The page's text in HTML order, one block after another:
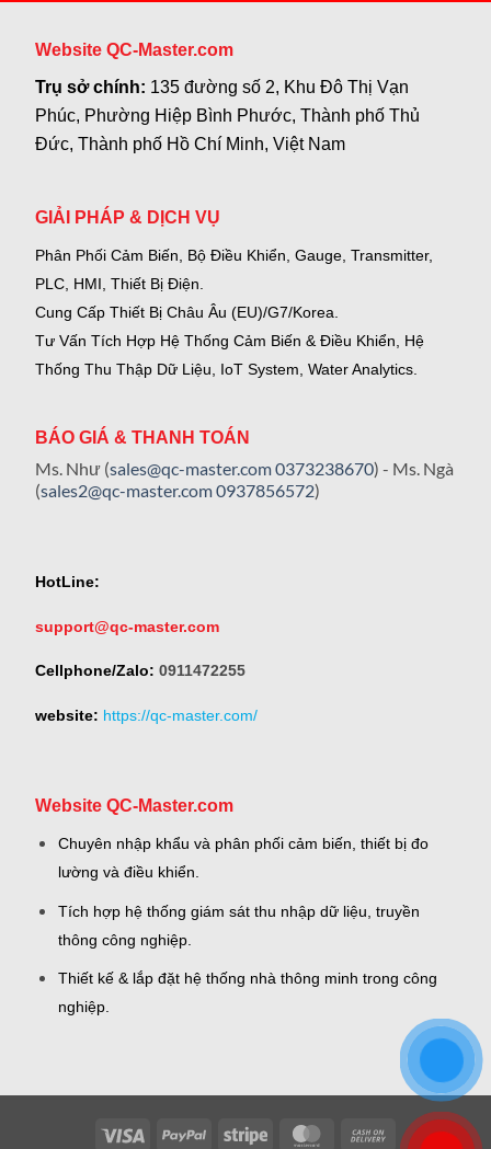
Website QC-Master.com
Trụ sở chính: 135 đường số 2, Khu Đô Thị Vạn
Phúc, Phường Hiệp Bình Phước, Thành phố Thủ
Đức, Thành phố Hồ Chí Minh, Việt Nam
GIẢI PHÁP & DỊCH VỤ
Phân Phối Cảm Biến, Bộ Điều Khiển, Gauge, Transmitter,
PLC, HMI, Thiết Bị Điện.
Cung Cấp Thiết Bị Châu Âu (EU)/G7/Korea.
Tư Vấn Tích Hợp Hệ Thống Cảm Biến & Điều Khiển, Hệ
Thống Thu Thập Dữ Liệu, IoT System, Water Analytics.
BÁO GIÁ & THANH TOÁN
Ms. Như (sales@qc-master.com0373238670) - Ms. Ngà
(sales2@qc-master.com0937856572)
HotLine:
support@qc-master.com
Cellphone/Zalo: 0911472255
website: https://qc-master.com/
Website QC-Master.com
Chuyên nhập khẩu và phân phối cảm biến, thiết bị đo
lường và điều khiển.
Tích hợp hệ thống giám sát thu nhập dữ liệu, truyền
thông công nghiệp.
Thiết kế & lắp đặt hệ thống nhà thông minh trong công
nghiệp.
Visa PayPal Stripe MasterCardCash